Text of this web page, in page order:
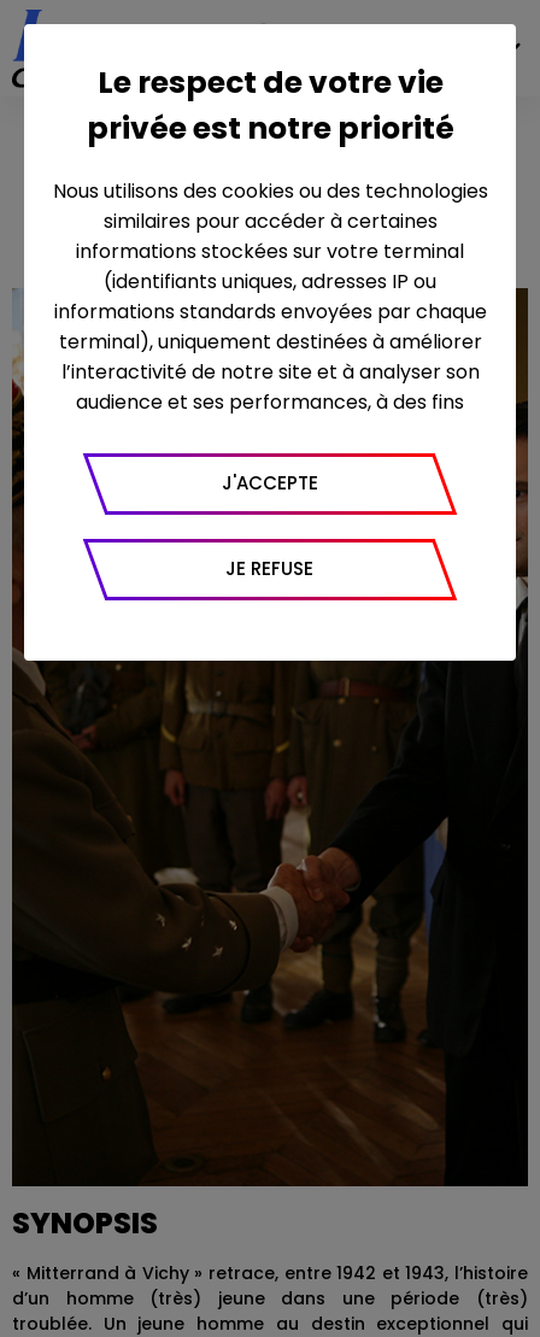
2008 -
Mitterrand à
Vichy
SYNOPSIS
« Mitterrand à Vichy » retrace, entre 1942 et 1943, l’histoire
d’un homme (très) jeune dans une période (très)
troublée. Un jeune homme au destin exceptionnel qui
Le respect de votre vie
privée est notre priorité
Nous utilisons des cookies ou des technologies
similaires pour accéder à certaines
informations stockées sur votre terminal
(identifiants uniques, adresses IP ou
informations standards envoyées par chaque
terminal), uniquement destinées à améliorer
l’interactivité de notre site et à analyser son
audience et ses performances, à des fins
Google Analytics pour générer des rapports
sur le trafic (nombre de visites, temps passé
sur le site, nombre de pages vues en moyenne,
appareil et navigateur utilisé, emplacement
géographique), l’origine du trafic et la
J'ACCEPTE
JE REFUSE